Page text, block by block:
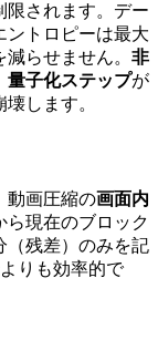
限されます。デー
ントロピーは最大
らせません。 非
量子化ステップが
します。
動画圧縮の画面内
ら現在のブロック
（残差）のみを記
りも効率的で